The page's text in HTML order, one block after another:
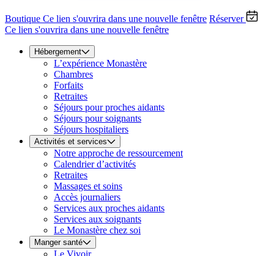
Boutique Ce lien s'ouvrira dans une nouvelle fenêtre Réserver
Ce lien s'ouvrira dans une nouvelle fenêtre
Hébergement
L’expérience Monastère
Chambres
Forfaits
Retraites
Séjours pour proches aidants
Séjours pour soignants
Séjours hospitaliers
Activités et services
Notre approche de ressourcement
Calendrier d’activités
Retraites
Massages et soins
Accès journaliers
Services aux proches aidants
Services aux soignants
Le Monastère chez soi
Manger santé
Le Vivoir